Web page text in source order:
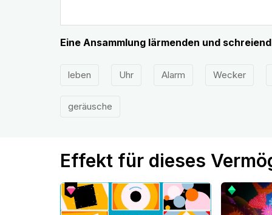
Eine Ansammlung lärmenden und
leben Uhr Alarm Wecker
geräusche
Effekt für dieses